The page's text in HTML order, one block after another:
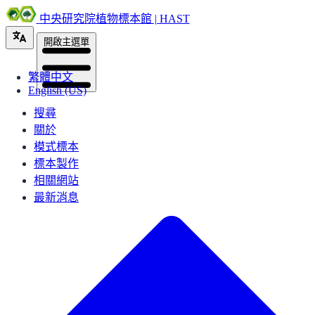
中央研究院植物標本館 | HAST
繁體中文
English (US)
開啟主選單
搜尋
關於
模式標本
標本製作
相關網站
最新消息